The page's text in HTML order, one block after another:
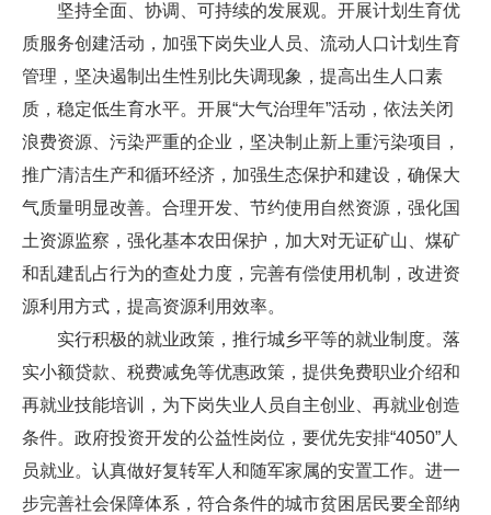
坚持全面、协调、可持续的发展观。开展计划生育优
质服务创建活动，加强下岗失业人员、流动人口计划生育
管理，坚决遏制出生性别比失调现象，提高出生人口素
质，稳定低生育水平。开展“大气治理年”活动，依法关闭
浪费资源、污染严重的企业，坚决制止新上重污染项目，
推广清洁生产和循环经济，加强生态保护和建设，确保大
气质量明显改善。合理开发、节约使用自然资源，强化国
土资源监察，强化基本农田保护，加大对无证矿山、煤矿
和乱建乱占行为的查处力度，完善有偿使用机制，改进资
源利用方式，提高资源利用效率。
实行积极的就业政策，推行城乡平等的就业制度。落
实小额贷款、税费减免等优惠政策，提供免费职业介绍和
再就业技能培训，为下岗失业人员自主创业、再就业创造
条件。政府投资开发的公益性岗位，要优先安排“4050”人
员就业。认真做好复转军人和随军家属的安置工作。进一
步完善社会保障体系，符合条件的城市贫困居民要全部纳